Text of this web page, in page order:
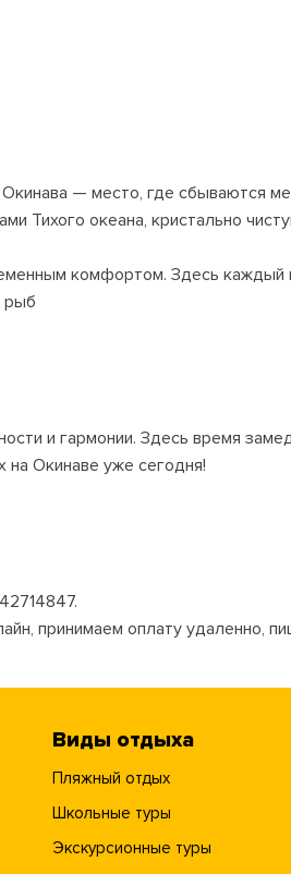
— место, где сбываются
Тихого океана, кристально
комфортом. Здесь
рыб
и гармонии. Здесь время
Окинаве уже сегодня!
принимаем оплату удаленно,
Виды отдыха
Пляжный отдых
Школьные туры
Экскурсионные туры